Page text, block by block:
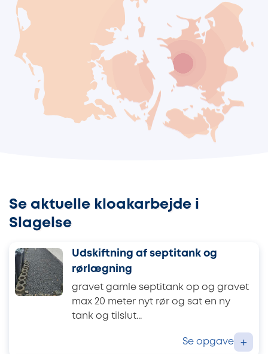
Se aktuelle kloakarbejde i
Slagelse
Udskiftning af septitank og
rørlægning
gravet gamle septitank op og gravet
max 20 meter nyt rør og sat en ny
tank og tilslut...
Se opgave +